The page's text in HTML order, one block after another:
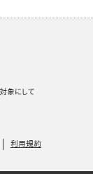
象にして
利用規約